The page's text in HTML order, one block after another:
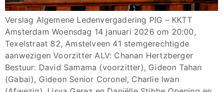
Verslag Algemene Ledenvergadering PIG – KKTT
Amsterdam Woensdag 14 januari 2026 om 20:00,
Texelstraat 82, Amstelveen 41 stemgerechtigde
aanwezigen Voorzitter ALV: Chanan Hertzberger
Bestuur: David Samama (voorzitter), Gideon Tahan
(Gabai), Gideon Senior Coronel, Charlie Iwan